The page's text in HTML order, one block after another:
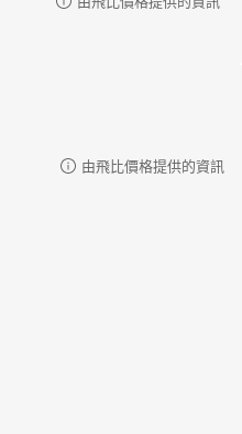
由飛比價格提供的資訊